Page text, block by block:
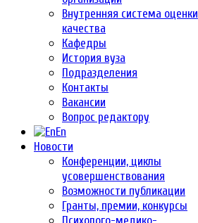
Внутренняя система оценки
качества
Кафедры
История вуза
Подразделения
Контакты
Вакансии
Вопрос редактору
En
Новости
Конференции, циклы
усовершенствования
Возможности публикации
Гранты, премии, конкурсы